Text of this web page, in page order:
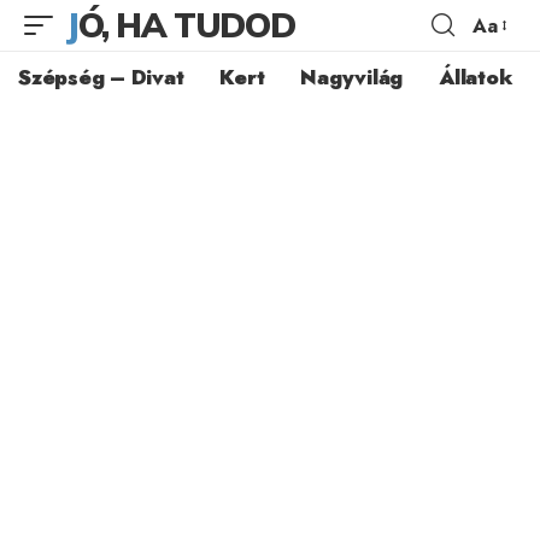
JÓ, HA TUDOD Aa
Szépség – Divat Kert Nagyvilág Állatok